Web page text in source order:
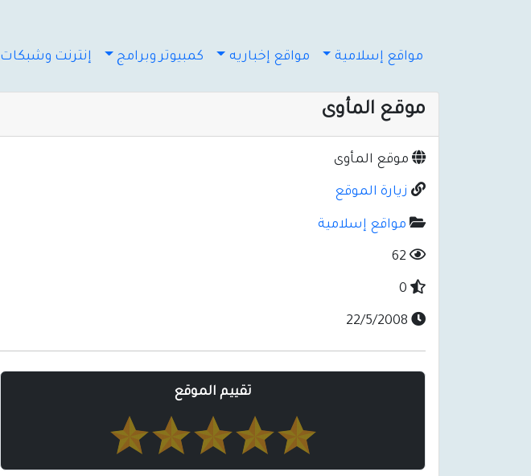
مواقع إسلامية مواقع إخباريه كمبيوتر وبرامج إنترنت وشبكات
موقع المأوى
موقع المأوى
زيارة الموقع
مواقع إسلامية
تقييم الموقع